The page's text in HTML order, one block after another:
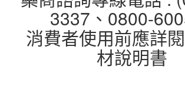
3337、0800-
消費者使用前應詳
材說明書